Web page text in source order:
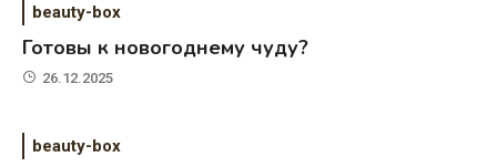
beauty-box
Готовы к новогоднему чуду?
26.12.2025
beauty-box